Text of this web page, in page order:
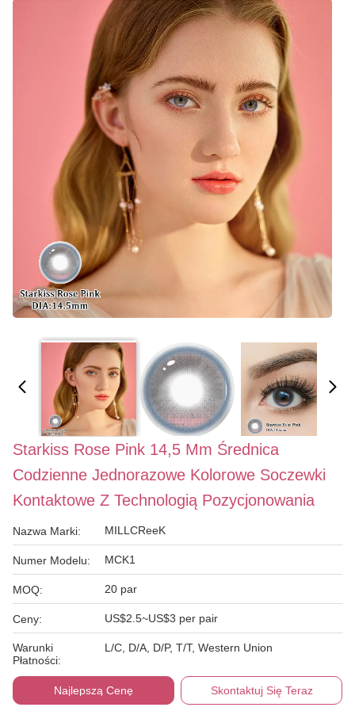
Starkiss Rose Pink 14,5 Mm Średnica
Codzienne Jednorazowe Kolorowe Soczewki
Kontaktowe Z Technologią Pozycjonowania
Nazwa Marki: MILLCReeK
Numer Modelu: MCK1
MOQ: 20 par
Ceny: US$2.5~US$3 per pair
Warunki
Płatności:
L/C, D/A, D/P, T/T, Western Union
Najlepszą Cenę Skontaktuj Się Teraz